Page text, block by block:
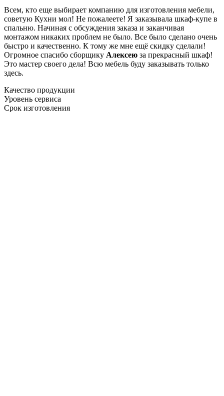
Всем, кто еще выбирает компанию для изготовления мебели,
советую Кухни мол! Не пожалеете! Я заказывала шкаф-купе в
спальню. Начиная с обсуждения заказа и заканчивая
монтажом никаких проблем не было. Все было сделано очень
быстро и качественно. К тому же мне ещё скидку сделали!
Огромное спасибо сборщику Алексею за прекрасный шкаф!
Это мастер своего дела! Всю мебель буду заказывать только
здесь.
Качество продукции
Уровень сервиса
Срок изготовления